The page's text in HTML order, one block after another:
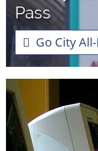
Pass
Go City